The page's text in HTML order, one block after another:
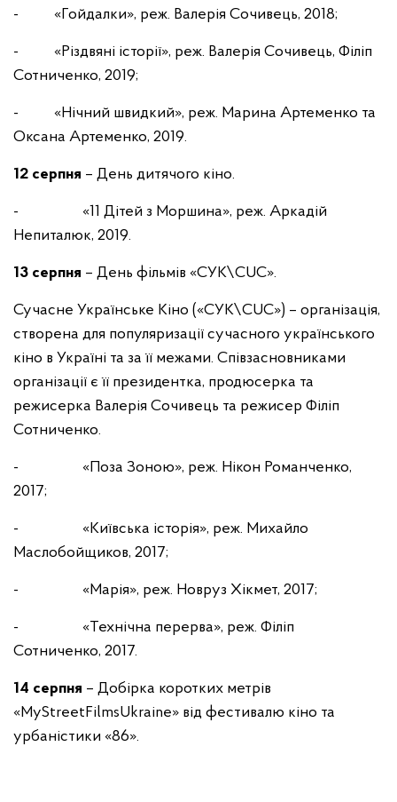
- «Гойдалки», реж. Валерія Сочивець, 2018;
- «Різдвяні історії», реж. Валерія Сочивець, Філіп
Сотниченко, 2019;
- «Нічний швидкий», реж. Марина Артеменко та
Оксана Артеменко, 2019.
12 серпня – День дитячого кіно.
- «11 Дітей з Моршина», реж. Аркадій
Непиталюк, 2019.
13 серпня – День фільмів «СУК\CUC».
Сучасне Українське Кіно («СУК\CUC») – організація,
створена для популяризації сучасного українського
кіно в Україні та за її межами. Співзасновниками
організації є її президентка, продюсерка та
режисерка Валерія Сочивець та режисер Філіп
Сотниченко.
- «Поза Зоною», реж. Нікон Романченко,
2017;
- «Київська історія», реж. Михайло
Маслобойщиков, 2017;
- «Марія», реж. Новруз Хікмет, 2017;
- «Технічна перерва», реж. Філіп
Сотниченко, 2017.
14 серпня – Добірка коротких метрів
«MyStreetFilmsUkraine» від фестивалю кіно та
урбаністики «86».